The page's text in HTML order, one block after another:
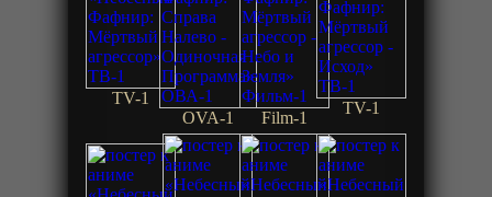
TV-1
OVA-1
Film-1
TV-1